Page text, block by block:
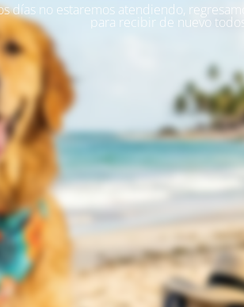
días no estaremos atendiendo,
para recibir de nuevo